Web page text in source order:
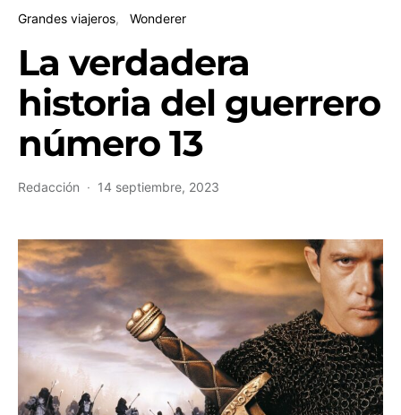
Grandes viajeros Wonderer
La verdadera
historia del guerrero
número 13
Redacción 14 septiembre, 2023